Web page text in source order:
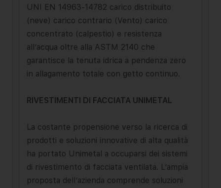
UNI EN 14963-14782 carico distribuito
(neve) carico contrario (Vento) carico
concentrato (calpestio) e resistenza
all’acqua oltre alla ASTM 2140 che
garantisce la tenuta idrica a pendenza zero
in allagamento to­tale con getto continuo.
RIVESTIMENTI DI FACCIATA UNIMETAL
La costante propensione verso la ricerca di
prodotti e soluzioni innovative di alta qualità
ha portato Unimetal a occuparsi dei sistemi
di rivestimento di facciata ventilata. L’ampia
proposta dell’azienda comprende soluzioni